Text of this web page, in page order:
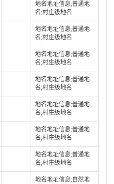
地名地址信息;普通地
名;村庄级地名
地名地址信息;普通地
名;村庄级地名
地名地址信息;普通地
名;村庄级地名
地名地址信息;普通地
名;村庄级地名
地名地址信息;普通地
名;村庄级地名
地名地址信息;普通地
名;村庄级地名
地名地址信息;普通地
名;村庄级地名
地名地址信息;自然地